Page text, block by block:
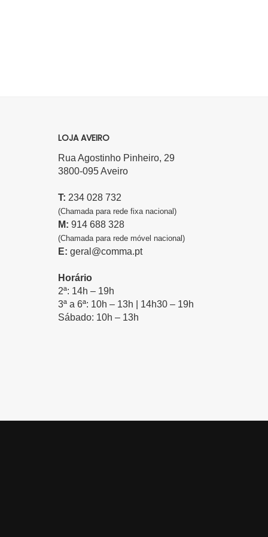
LOJA AVEIRO
Rua Agostinho Pinheiro, 29
3800-095 Aveiro
T: 234 028 732
(Chamada para rede fixa nacional)
M: 914 688 328
(Chamada para rede móvel nacional)
E: geral@comma.pt
Horário
2ª: 14h – 19h
3ª a 6ª: 10h – 13h | 14h30 – 19h
Sábado: 10h – 13h